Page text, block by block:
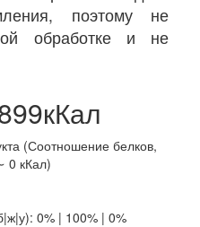
поэтому не
обработке и не
(Соотношение белков,
0 кКал)
0% | 100% | 0%